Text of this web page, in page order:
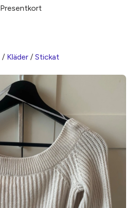
Presentkort
/ Kläder / Stickat